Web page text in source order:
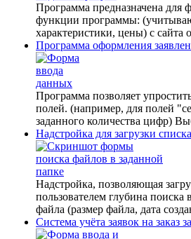
Программа предназначена для
функции программы:
характеристики, цены) с сайта
Программа оформления
Программа позволяет
полей. (например, для полей
заданного количества цифр)
Надстройка для загрузки
Надстройка, позволяющая
пользователем глубина
файла (размер файла, дата
Система учёта заявок на заказ